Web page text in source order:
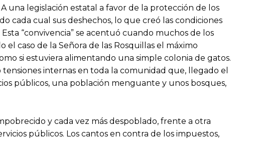
A una legislación estatal a favor de la protección de los
cada cual sus deshechos, lo que creó las condiciones
“convivencia” se acentuó cuando muchos de los
el caso de la Señora de las Rosquillas el máximo
si estuviera alimentando una simple colonia de gatos.
internas en toda la comunidad que, llegado el
públicos, una población menguante y unos bosques,
y cada vez más despoblado, frente a otra
públicos. Los cantos en contra de los impuestos,